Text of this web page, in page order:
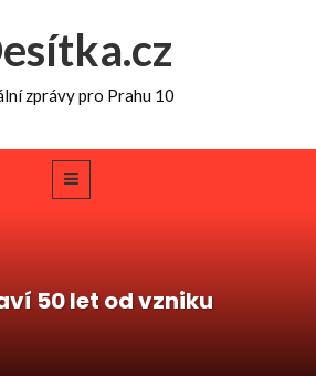
zprávy pro Prahu 10
50 let od vzniku